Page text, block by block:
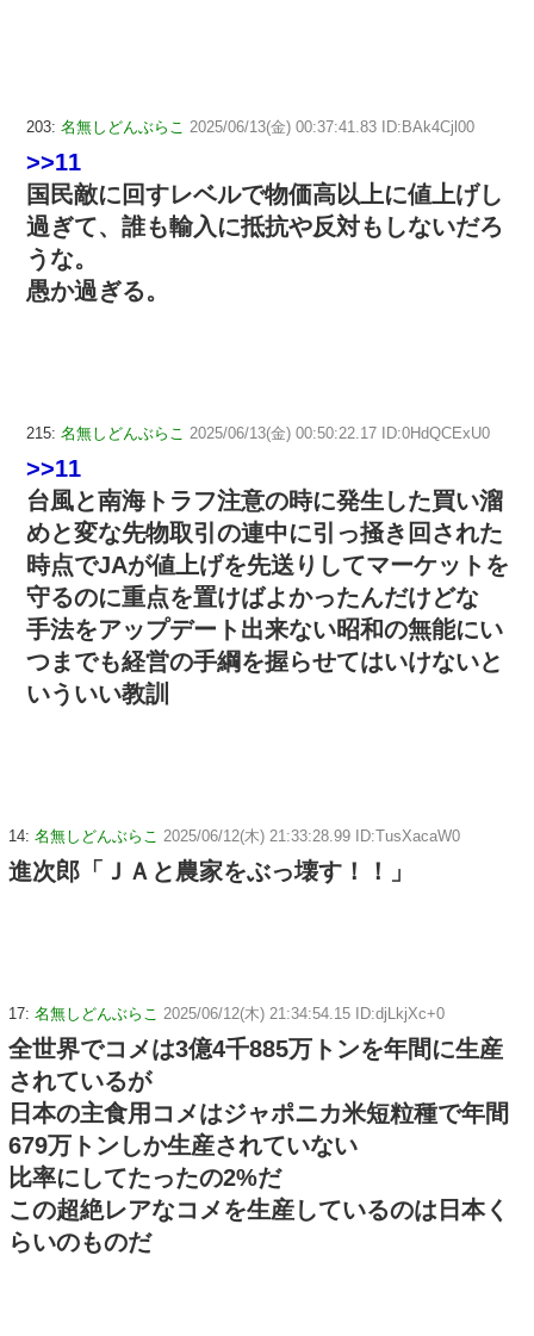
203: 名無しどんぶらこ 2025/06/13(金) 00:37:41.83 ID:BAk4Cjl00
>>11
国民敵に回すレベルで物価高以上に値上げし
過ぎて、誰も輸入に抵抗や反対もしないだろ
うな。
愚か過ぎる。
215: 名無しどんぶらこ 2025/06/13(金) 00:50:22.17 ID:0HdQCExU0
>>11
台風と南海トラフ注意の時に発生した買い溜
めと変な先物取引の連中に引っ掻き回された
時点でJAが値上げを先送りしてマーケットを
守るのに重点を置けばよかったんだけどな
手法をアップデート出来ない昭和の無能にい
つまでも経営の手綱を握らせてはいけないと
いういい教訓
14: 名無しどんぶらこ 2025/06/12(木) 21:33:28.99 ID:TusXacaW0
進次郎「ＪＡと農家をぶっ壊す！！」
17: 名無しどんぶらこ 2025/06/12(木) 21:34:54.15 ID:djLkjXc+0
全世界でコメは3億4千885万トンを年間に生産
されているが
日本の主食用コメはジャポニカ米短粒種で年間
679万トンしか生産されていない
比率にしてたったの2%だ
この超絶レアなコメを生産しているのは日本く
らいのものだ